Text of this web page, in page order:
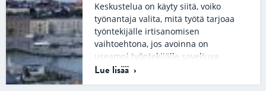
Keskustelua on käyty siitä, voiko
työnantaja valita, mitä työtä tarjoaa
työntekijälle irtisanomisen
vaihtoehtona, jos avoinna on
useampi työntekijälle soveltuva
tehtävä….
Lue lisää